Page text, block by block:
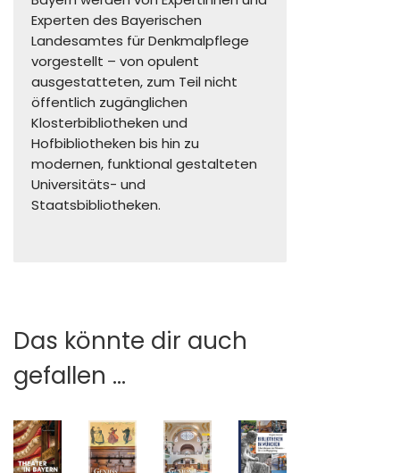
Experten des Bayerischen
Landesamtes für Denkmalpflege
vorgestellt – von opulent
ausgestatteten, zum Teil nicht
öffentlich zugänglichen
Klosterbibliotheken und
Hofbibliotheken bis hin zu
modernen, funktional gestalteten
Universitäts- und
Staatsbibliotheken.
Das könnte dir auch
gefallen …